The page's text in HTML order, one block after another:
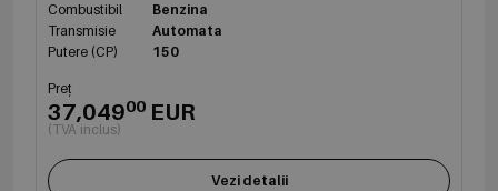
Combustibil
Benzina
Transmisie
Automata
Putere (CP)
150
Preț
37,04900 EUR
(TVA inclus)
Vezi detalii